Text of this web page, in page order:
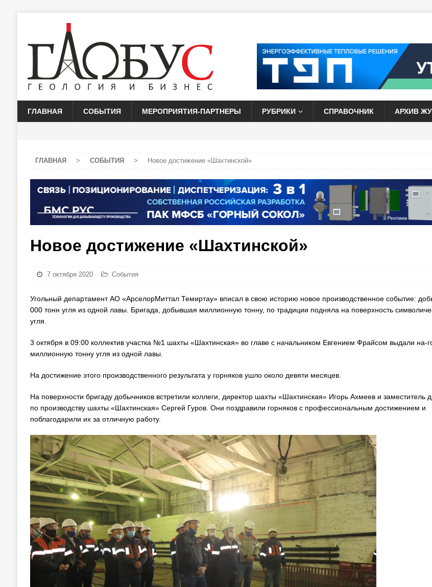
ГЛАВНАЯ СОБЫТИЯ МЕРОПРИЯТИЯ-ПАРТНЕРЫ РУБРИКИ СПРАВОЧНИК АРХИВ
ГЛАВНАЯ > СОБЫТИЯ > Новое достижение «Шахтинской»
Новое достижение «Шахтинской»
7 октября 2020 События
Угольный департамент АО «АрселорМиттал Темиртау» вписал в свою историю новое производственное событие:
000 тонн угля из одной лавы. Бригада, добывшая миллионную тонну, по традиции подняла на поверхность
угля.
3 октября в 09:00 коллектив участка №1 шахты «Шахтинская» во главе с начальником Евгением Фрайсом выдали на-
миллионную тонну угля из одной лавы.
На достижение этого производственного результата у горняков ушло около девяти месяцев.
На поверхности бригаду добычников встретили коллеги, директор шахты «Шахтинская» Игорь Ахмеев и заместитель
по производству шахты «Шахтинская» Сергей Гуров. Они поздравили горняков с профессиональным достижением и
поблагодарили их за отличную работу.